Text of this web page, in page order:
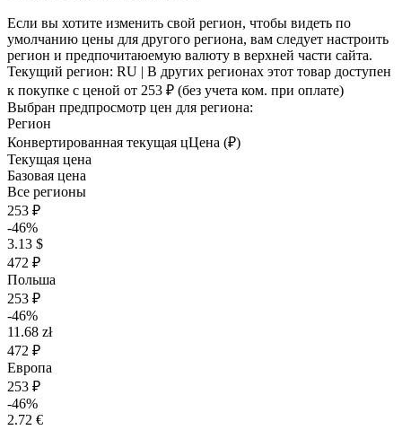
Если вы хотите изменить свой регион, чтобы видеть по
умолчанию цены для другого региона, вам следует настроить
регион и предпочитаюемую валюту в верхней части сайта.
Текущий регион: RU | В других регионах этот товар доступен
к покупке с ценой от 253 ₽ (без учета ком. при оплате)
Выбран предпросмотр цен для региона:
Регион
Конвертированная текущая цЦена (₽)
Текущая цена
Базовая цена
Все регионы
253 ₽
-46%
3.13 $
472 ₽
Польша
253 ₽
-46%
11.68 zł
472 ₽
Европа
253 ₽
-46%
2.72 €